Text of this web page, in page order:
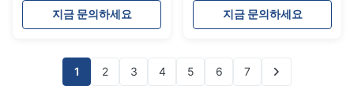
지금 문의하세요
지금 문의하세요
1 2 3 4 5 6 7